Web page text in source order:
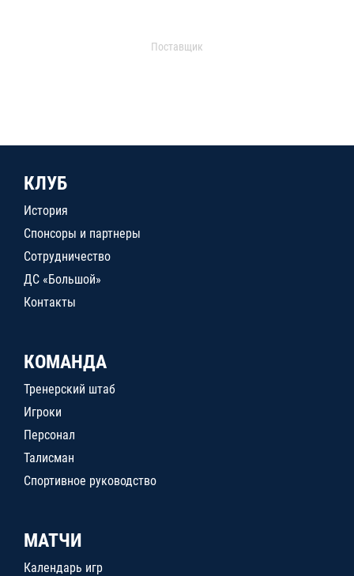
Поставщик
КЛУБ
История
Спонсоры и партнеры
Сотрудничество
ДС «Большой»
Контакты
КОМАНДА
Тренерский штаб
Игроки
Персонал
Талисман
Спортивное руководство
МАТЧИ
Календарь игр